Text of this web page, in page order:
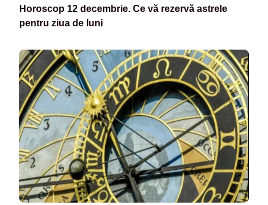
Horoscop 12 decembrie. Ce vă rezervă astrele
pentru ziua de luni